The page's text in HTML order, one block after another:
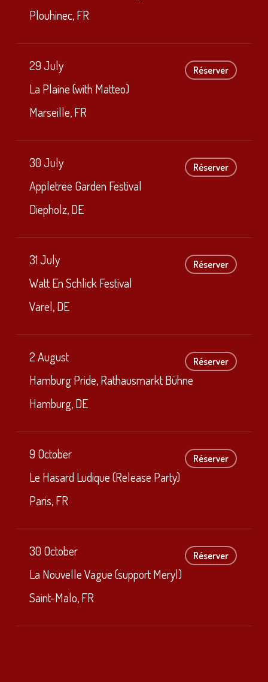
Plouhinec, FR
29 July
La Plaine (with Matteo)
Marseille, FR
Réserver
30 July
Appletree Garden Festival
Diepholz, DE
Réserver
31 July
Watt En Schlick Festival
Varel, DE
Réserver
2 August
Hamburg Pride, Rathausmarkt Bühne
Hamburg, DE
Réserver
9 October
Le Hasard Ludique (Release Party)
Paris, FR
Réserver
30 October
La Nouvelle Vague (support Meryl)
Saint-Malo, FR
Réserver